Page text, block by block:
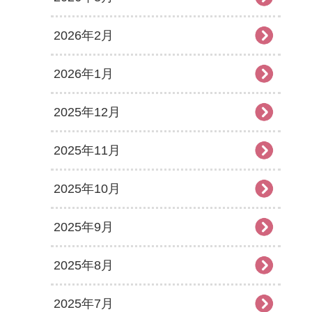
2026年2月
2026年1月
2025年12月
2025年11月
2025年10月
2025年9月
2025年8月
2025年7月